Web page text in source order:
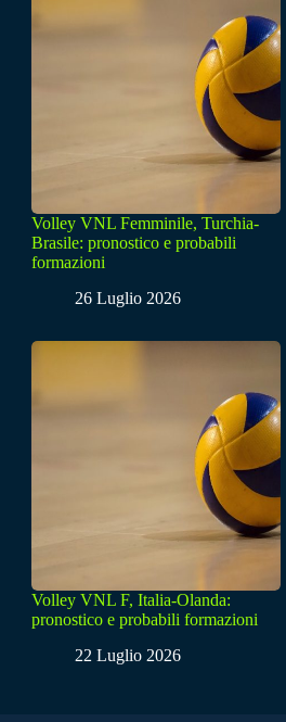
Volley VNL Femminile, Turchia-
Brasile: pronostico e probabili
formazioni
26 Luglio 2026
Volley VNL F, Italia-Olanda:
pronostico e probabili formazioni
22 Luglio 2026